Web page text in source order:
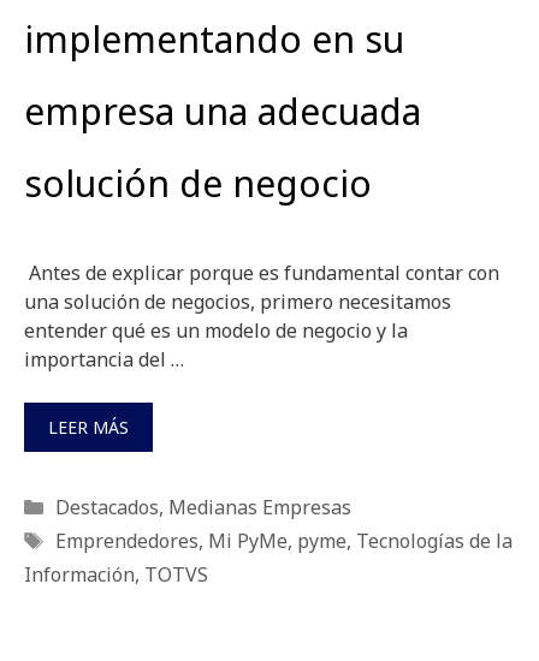
implementando en su
empresa una adecuada
solución de negocio
Antes de explicar porque es fundamental contar con
una solución de negocios, primero necesitamos
entender qué es un modelo de negocio y la
importancia del …
LEER MÁS
Categorías
Destacados, Medianas Empresas
Etiquetas
Emprendedores, Mi PyMe, pyme, Tecnologías de la
Información, TOTVS